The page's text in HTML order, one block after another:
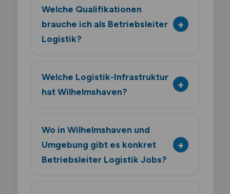
Welche Qualifikationen
brauche ich als Betriebsleiter
Logistik?
Welche Logistik-Infrastruktur
hat Wilhelmshaven?
Wo in Wilhelmshaven und
Umgebung gibt es konkret
Betriebsleiter Logistik Jobs?